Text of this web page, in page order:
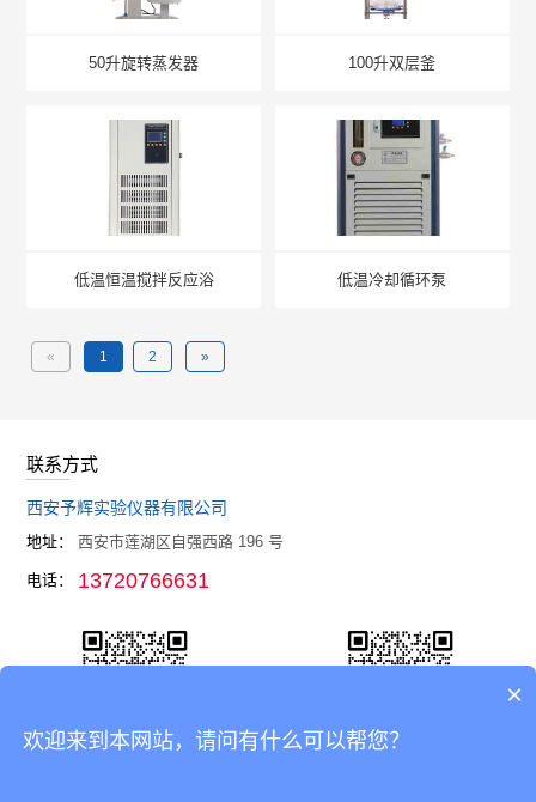
50升旋转蒸发器 100升双层釜
低温恒温搅拌反应浴 低温冷却循环泵
« 1 2 »
联系方式
西安予辉实验仪器有限公司
地址： 西安市莲湖区自强西路 196 号
电话： 13720766631
×
欢迎来到本网站，请问有什么可以帮您？